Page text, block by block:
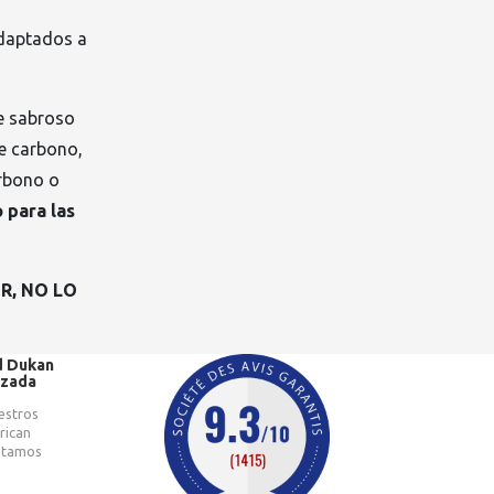
a
sabroso
carbono,
o
para las
NO LO
Dukan